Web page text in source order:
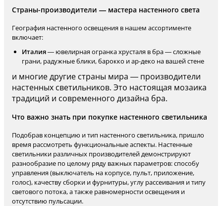
Страны-производители — мастера настенного света
География настенного освещения в нашем ассортименте
включает:
Италия— ювелирная огранка хрусталя в бра — сложные
грани, радужные блики, барокко и ар-деко на вашей стене
и многие другие страны мира — производители
настенных светильников. Это настоящая мозаика
традиций и современного дизайна бра.
Что важно знать при покупке настенного светильника
Подобрав концепцию и тип настенного светильника, пришло
время рассмотреть функциональные аспекты. Настенные
светильники различных производителей демонстрируют
разнообразие по целому ряду важных параметров: способу
управления (выключатель на корпусе, пульт, приложение,
голос), качеству сборки и фурнитуры, углу рассеивания и типу
светового потока, а также равномерности освещения и
отсутствию пульсации.